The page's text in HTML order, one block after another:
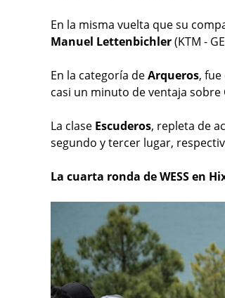
En la misma vuelta que su
Manuel Lettenbichler(KTM -
En la categoría deArqueros,
casi un minuto de ventaja sobre
La clase Escuderos, repleta de
segundo y tercer lugar,
La cuarta ronda de WESS en